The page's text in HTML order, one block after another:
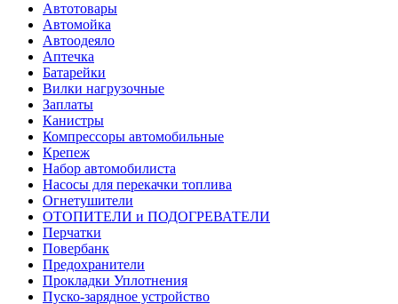
Автотовары
Автомойка
Автоодеяло
Аптечка
Батарейки
Вилки нагрузочные
Заплаты
Канистры
Компрессоры автомобильные
Крепеж
Набор автомобилиста
Насосы для перекачки топлива
Огнетушители
ОТОПИТЕЛИ и ПОДОГРЕВАТЕЛИ
Перчатки
Повербанк
Предохранители
Прокладки Уплотнения
Пуско-зарядное устройство